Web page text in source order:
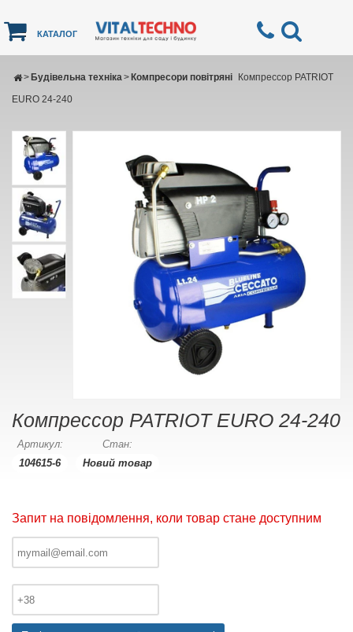
КАТАЛОГ
Будівельна техніка
> Компресори повітряні
>
Компрессор PATRIOT
EURO 24-240
Компрессор PATRIOT EURO 24-240
Артикул:
104615-6
Стан:
Новий товар
Запит на повідомлення, коли товар стане доступним